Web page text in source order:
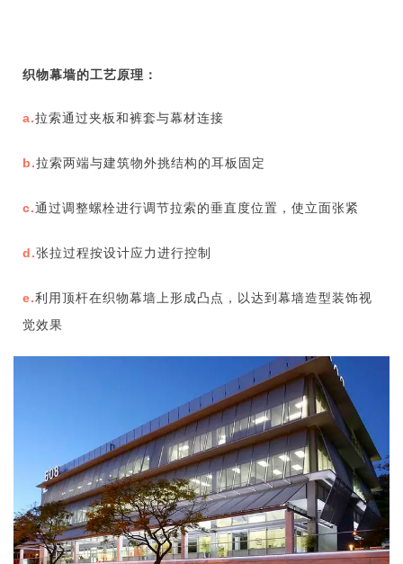
织物幕墙的工艺原理：
a.拉索通过夹板和裤套与幕材连接
b.拉索两端与建筑物外挑结构的耳板固定
c.通过调整螺栓进行调节拉索的垂直度位置，使立面张紧
d.张拉过程按设计应力进行控制
e.利用顶杆在织物幕墙上形成凸点，以达到幕墙造型装饰视
觉效果